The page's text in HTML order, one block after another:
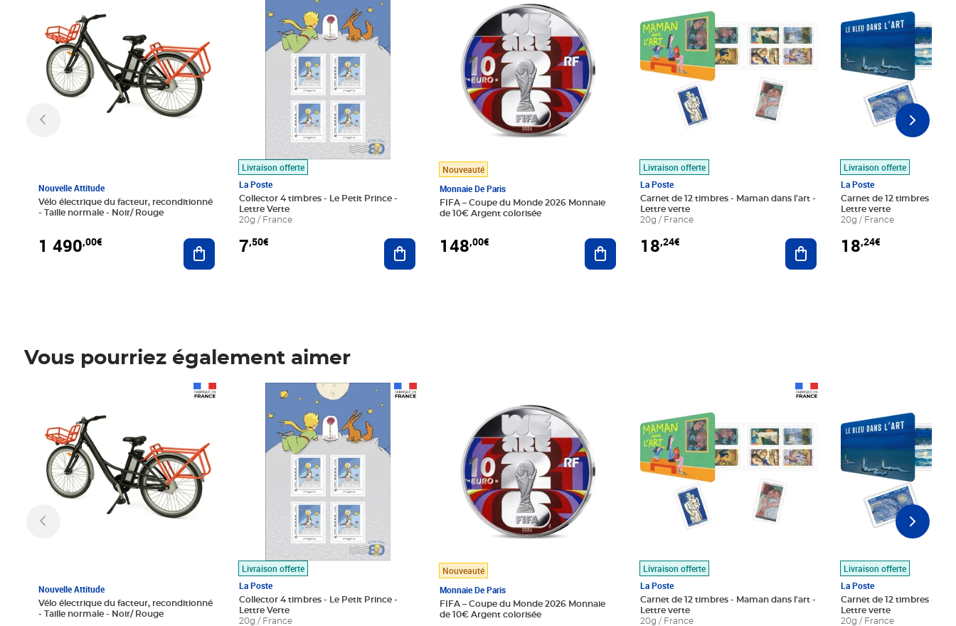
Nouvelle Attitude
Vélo électrique du facteur, reconditionné
- Taille normale - Noir/ Rouge
1 490,00€ Ajouter au panier
Livraison offerte
La Poste
Collector 4 timbres - Le Petit Prince -
Lettre Verte
20g / France
7,50€ Ajouter au panier
Nouveauté
Monnaie De Paris
FIFA – Coupe du Monde 2026 Monnaie
de 10€ Argent colorisée
148,00€ Ajouter au panier
Livraison offerte
La Poste
Carnet de 12 timbres - Maman dans l'art -
Lettre verte
20g / France
18,24€ Ajouter au panier
Livraison offerte
La Poste
Carnet de 12 timbres - Le
Lettre verte
20g / France
18,24€
Vous pourriez également aimer
Nouvelle Attitude
Vélo électrique du facteur, reconditionné
- Taille normale - Noir/ Rouge
Livraison offerte
La Poste
Collector 4 timbres - Le Petit Prince -
Lettre Verte
20g / France
Prix 7,50€
Nouveauté
Monnaie De Paris
FIFA – Coupe du Monde 2026 Monnaie
de 10€ Argent colorisée
Livraison offerte
La Poste
Carnet de 12 timbres - Maman dans l'art -
Lettre verte
20g / France
Livraison offerte
La Poste
Carnet de 12 timbres - Le
Lettre verte
20g / France